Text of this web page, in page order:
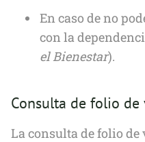
En caso de no
con la
el Bienestar).
Consulta de folio
La consulta de folio de